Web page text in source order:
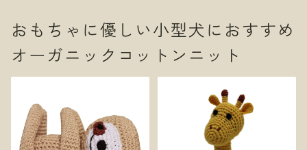
おもちゃに優しい小型犬におすすめ
オーガニックコットンニット